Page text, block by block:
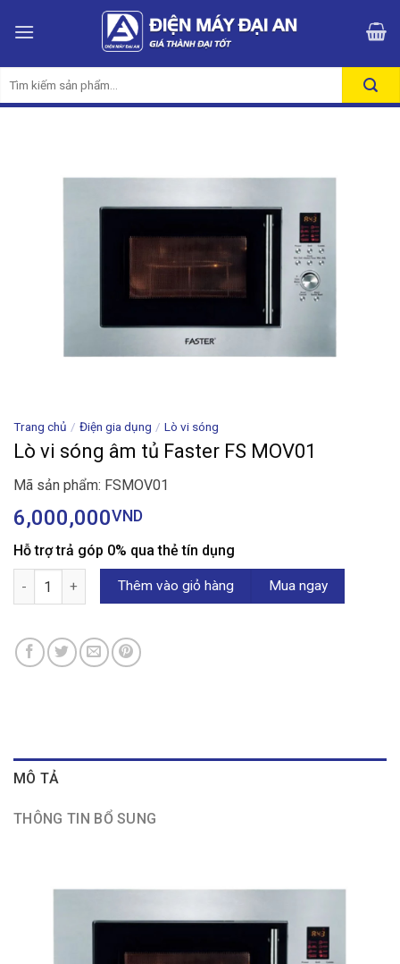
kiếm:
Trang chủ / Điện gia dụng / Lò vi sóng
Lò vi sóng âm tủ Faster FS MOV01
Mã sản phẩm: FSMOV01
6,000,000VND
Hỗ trợ trả góp 0% qua thẻ tín dụng
Lò vi sóng âm tủ Faster FS MOV01 số lượng
Thêm vào giỏ hàng Mua ngay
MÔ TẢ
THÔNG TIN BỔ SUNG